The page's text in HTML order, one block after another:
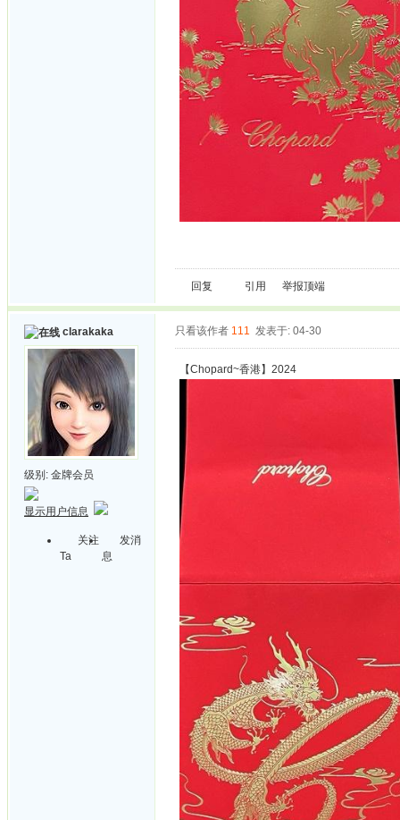
回复 引用 举报顶端
clarakaka
级别: 金牌会员
显示用户信息
关注
Ta
发消
息
只看该作者 111 发表于: 04-30
【Chopard~香港】2024